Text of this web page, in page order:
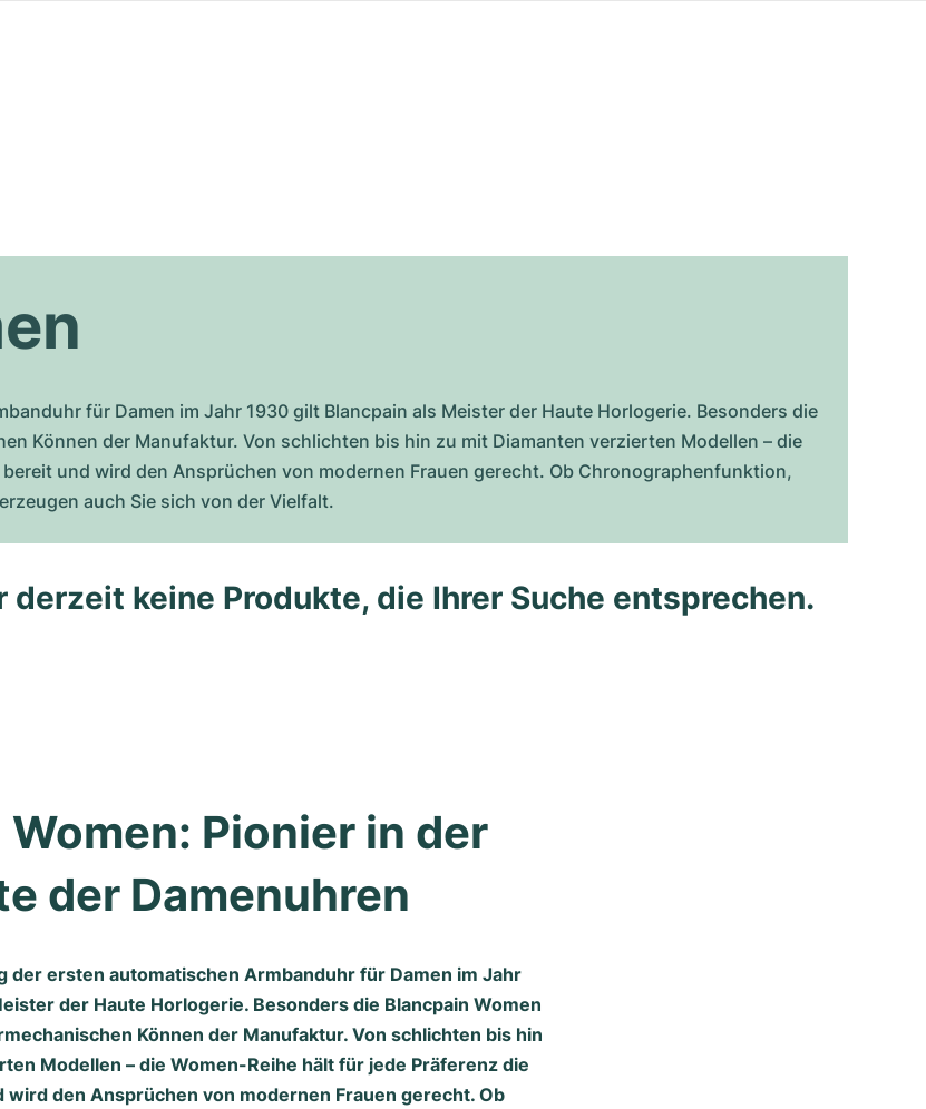
für Damen im Jahr 1930 gilt Blancpain als Meister der Haute Horlogerie. Besonders die
Können der Manufaktur. Von schlichten bis hin zu mit Diamanten verzierten Modellen – die
und wird den Ansprüchen von modernen Frauen gerecht. Ob Chronographenfunktion,
auch Sie sich von der Vielfalt.
keine Produkte, die Ihrer Suche entsprechen.
Pionier in der
der Damenuhren
der ersten automatischen Armbanduhr für Damen im Jahr
der Haute Horlogerie. Besonders die Blancpain Women
Können der Manufaktur. Von schlichten bis hin
Modellen – die Women-Reihe hält für jede Präferenz die
wird den Ansprüchen von modernen Frauen gerecht. Ob